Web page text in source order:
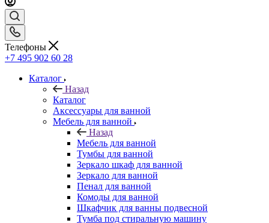
Телефоны
+7 495 902 60 28
Каталог
Назад
Каталог
Аксессуары для ванной
Мебель для ванной
Назад
Мебель для ванной
Тумбы для ванной
Зеркало шкаф для ванной
Зеркало для ванной
Пенал для ванной
Комоды для ванной
Шкафчик для ванны подвесной
Тумба под стиральную машину